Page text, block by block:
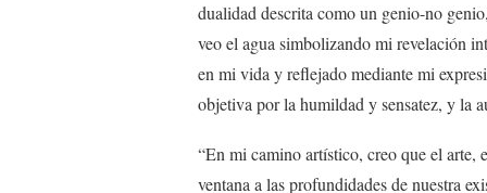
dualidad descrita como un genio-no
veo el agua simbolizando mi revelación
en mi vida y reflejado mediante mi
objetiva por la humildad y sensatez, y la
“En mi camino artístico, creo que el arte,
ventana a las profundidades de nuestra